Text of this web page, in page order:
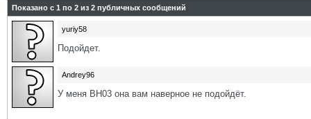
Показано с 1 по 2 из 2 публичных сообщений
yuriy58
Подойдет.
Andrey96
У меня ВН03 она вам наверное не подойдёт.